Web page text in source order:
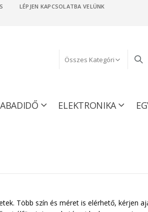
LÉPJEN KAPCSOLATBA VELÜNK
ELEKTRONIKA
Több szín és méret is elérhető, kérjen